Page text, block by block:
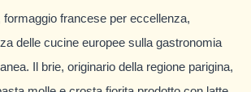
formaggio francese per eccellenza,
delle cucine europee sulla gastronomia
Il brie, originario della regione parigina,